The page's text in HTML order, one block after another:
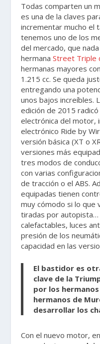
Todas comparten un
es una de la claves
incrementar mucho el
tenemos uno de los
del mercado, que
hermanaStreet Triple
hermanas mayores
1.215 cc. Se queda
entregando una
unos bajos increíbles.
edición de 2015
electrónica del motor,
electrónico Ride by
versión básica (XT o
versiones más
tres modos de
con varias
de tracción o el ABS.
equipadas tienen
muy cómodo si lo que
tiradas por autopista…
calefactables, luces
presión de los
capacidad en las
El bastidor es
clave de la
por los
hermanos de
desarrollar los
Con el nuevo motor,